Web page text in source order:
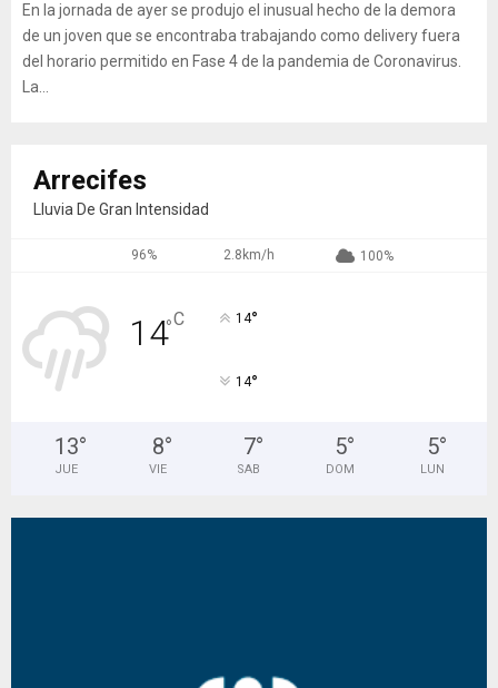
En la jornada de ayer se produjo el inusual hecho de la demora
de un joven que se encontraba trabajando como delivery fuera
del horario permitido en Fase 4 de la pandemia de Coronavirus.
La...
Arrecifes
Lluvia De Gran Intensidad
96% 2.8km/h 100%
14°C 14°
14°
13°
JUE
8°
VIE
7°
SAB
5°
DOM
5°
LUN